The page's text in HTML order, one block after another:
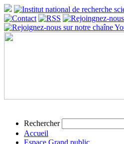
Rechercher
Accueil
Espace Grand public